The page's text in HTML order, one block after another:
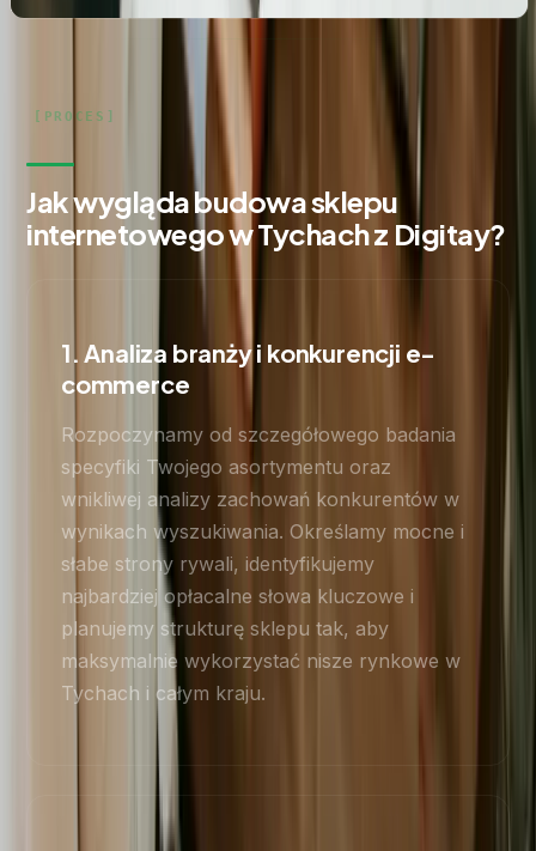
Jak wygląda budowa sklepu
internetowego w Tychach z Digitay?
1. Analiza branży i konkurencji e-
commerce
Rozpoczynamy od szczegółowego badania
specyfiki Twojego asortymentu oraz
wnikliwej analizy zachowań konkurentów w
wynikach wyszukiwania. Określamy mocne i
słabe strony rywali, identyfikujemy
najbardziej opłacalne słowa kluczowe i
planujemy strukturę sklepu tak, aby
maksymalnie wykorzystać nisze rynkowe w
Tychach i całym kraju.